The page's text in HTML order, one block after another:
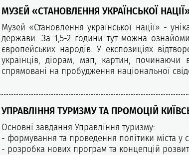
МУЗЕЙ «СТАНОВЛЕННЯ УКРАЇНСЬКОЇ
Музей «Становлення української нації» -
держави. За 1,5-2 години тут можна
європейських народів. У експозиціях
українців, діорам, мап, картин, починаючи
спрямовані на пробудження національної
УПРАВЛІННЯ ТУРИЗМУ ТА ПРОМОЦІЙ
Основні завдання Управління туризму:
- формування та проведення політики міста у
- розробка нових програм та концепцій